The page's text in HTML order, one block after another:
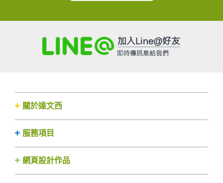
關於達文西
服務項目
網頁設計作品